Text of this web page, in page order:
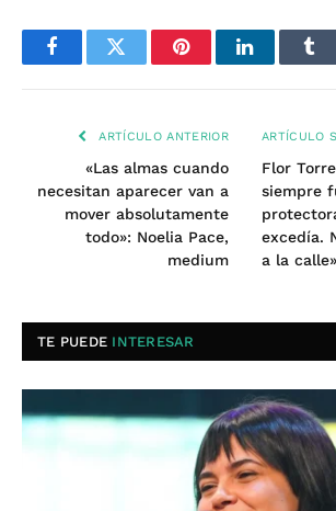
FacebookTwitter PinterestLinkedIn
ARTÍCULO ANTERIOR
«Las almas cuando
necesitan aparecer van a
mover absolutamente
todo»: Noelia Pace,
medium
ARTÍCULO
Flor
siempre
excedía.
a la calle»
TE PUEDE INTERESAR